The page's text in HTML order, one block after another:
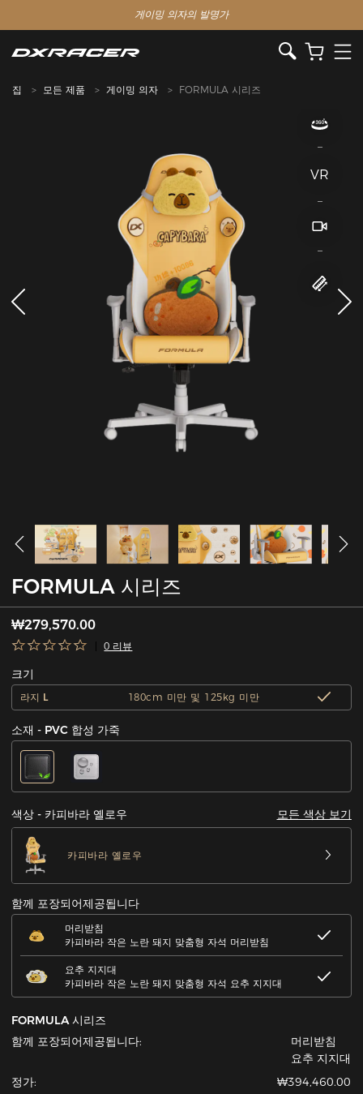
게이밍 의자의 발명가
집 모든 제품 게이밍 의자 FORMULA 시리즈
VR
FORMULA 시리즈
₩279,570.00
0 리뷰
크기
라지 L 180cm 미만 및 125kg 미만
소재 - PVC 합성 가죽
색상 - 카피바라 옐로우 모든 색상 보기
카피바라 옐로우
함께 포장되어제공됩니다
머리받침
카피바라 작은 노란 돼지 맞춤형 자석 머리받침
요추 지지대
카피바라 작은 노란 돼지 맞춤형 자석 요추 지지대
FORMULA 시리즈
함께 포장되어제공됩니다:
머리받침
요추 지지대
정가:
₩394,460.00